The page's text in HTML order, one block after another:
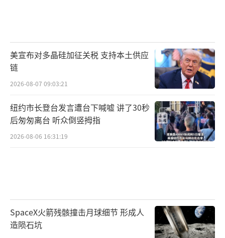
美宣布对多晶硅加征关税 支持本土供应
链
2026-08-07 09:03:21
纽约市长登台发言遭台下喊嘘 讲了30秒
后匆匆离台 听众倒竖拇指
2026-08-06 16:31:19
SpaceX火箭残骸撞击月球细节 形成人
造陨石坑